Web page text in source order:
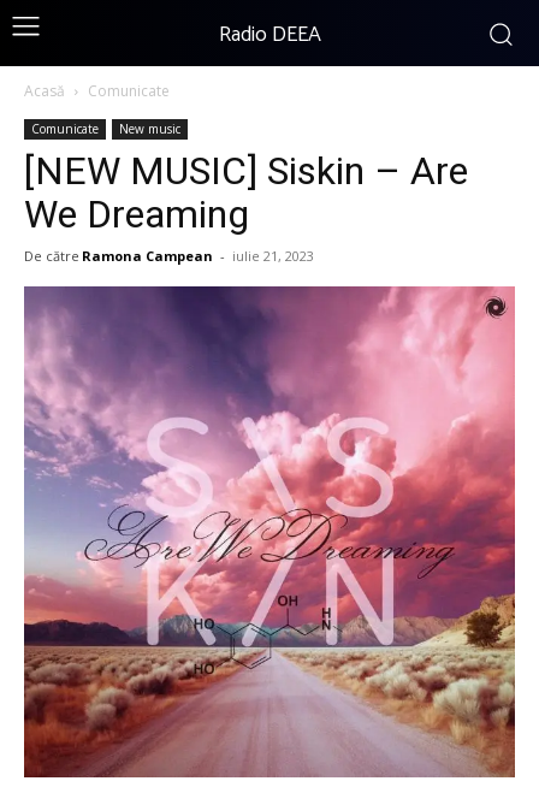
Radio DEEA
Acasă Comunicate
Comunicate New music
[NEW MUSIC] Siskin – Are
We Dreaming
De către Ramona Campean - iulie 21, 2023